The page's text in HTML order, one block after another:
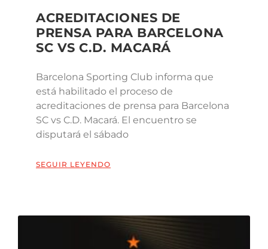
ACREDITACIONES DE
PRENSA PARA BARCELONA
SC VS C.D. MACARÁ
Barcelona Sporting Club informa que
está habilitado el proceso de
acreditaciones de prensa para Barcelona
SC vs C.D. Macará. El encuentro se
disputará el sábado
SEGUIR LEYENDO